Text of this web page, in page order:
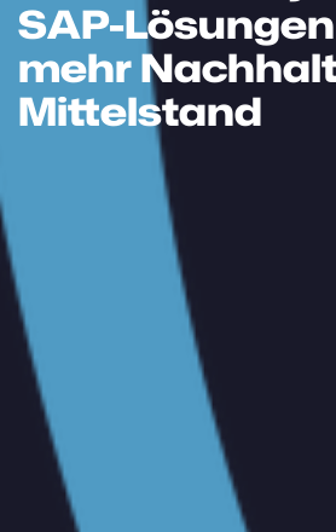
SAP-
mehr
Mittelstand